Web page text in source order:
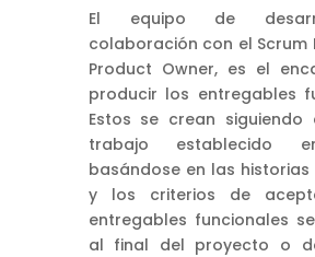
El equipo de
colaboración con el Scrum
Product Owner, es el
producir los entregables
Estos se crean
trabajo establecido
basándose en las historias
y los criterios de
entregables funcionales
al final del proyecto o